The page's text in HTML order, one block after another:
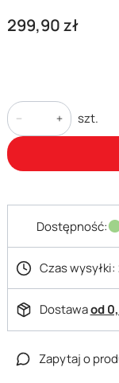
Cena
299,90 zł
szt.
Dostępność:
Czas wysyłki:
Dostawaod
Zapytaj o